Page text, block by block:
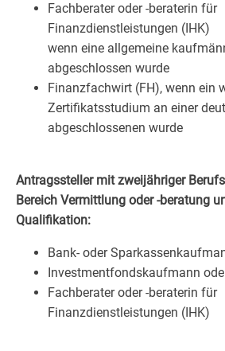
Fachberater oder -beraterin für
Finanzdienstleistungen (IHK)
wenn eine allgemeine
abgeschlossen wurde
Finanzfachwirt (FH), wenn ein
Zertifikatsstudium an einer
abgeschlossenen wurde
Antragssteller mit zweijähriger
Bereich Vermittlung oder -beratung
Qualifikation:
Bank- oder
Investmentfondskaufmann
Fachberater oder -beraterin für
Finanzdienstleistungen (IHK)